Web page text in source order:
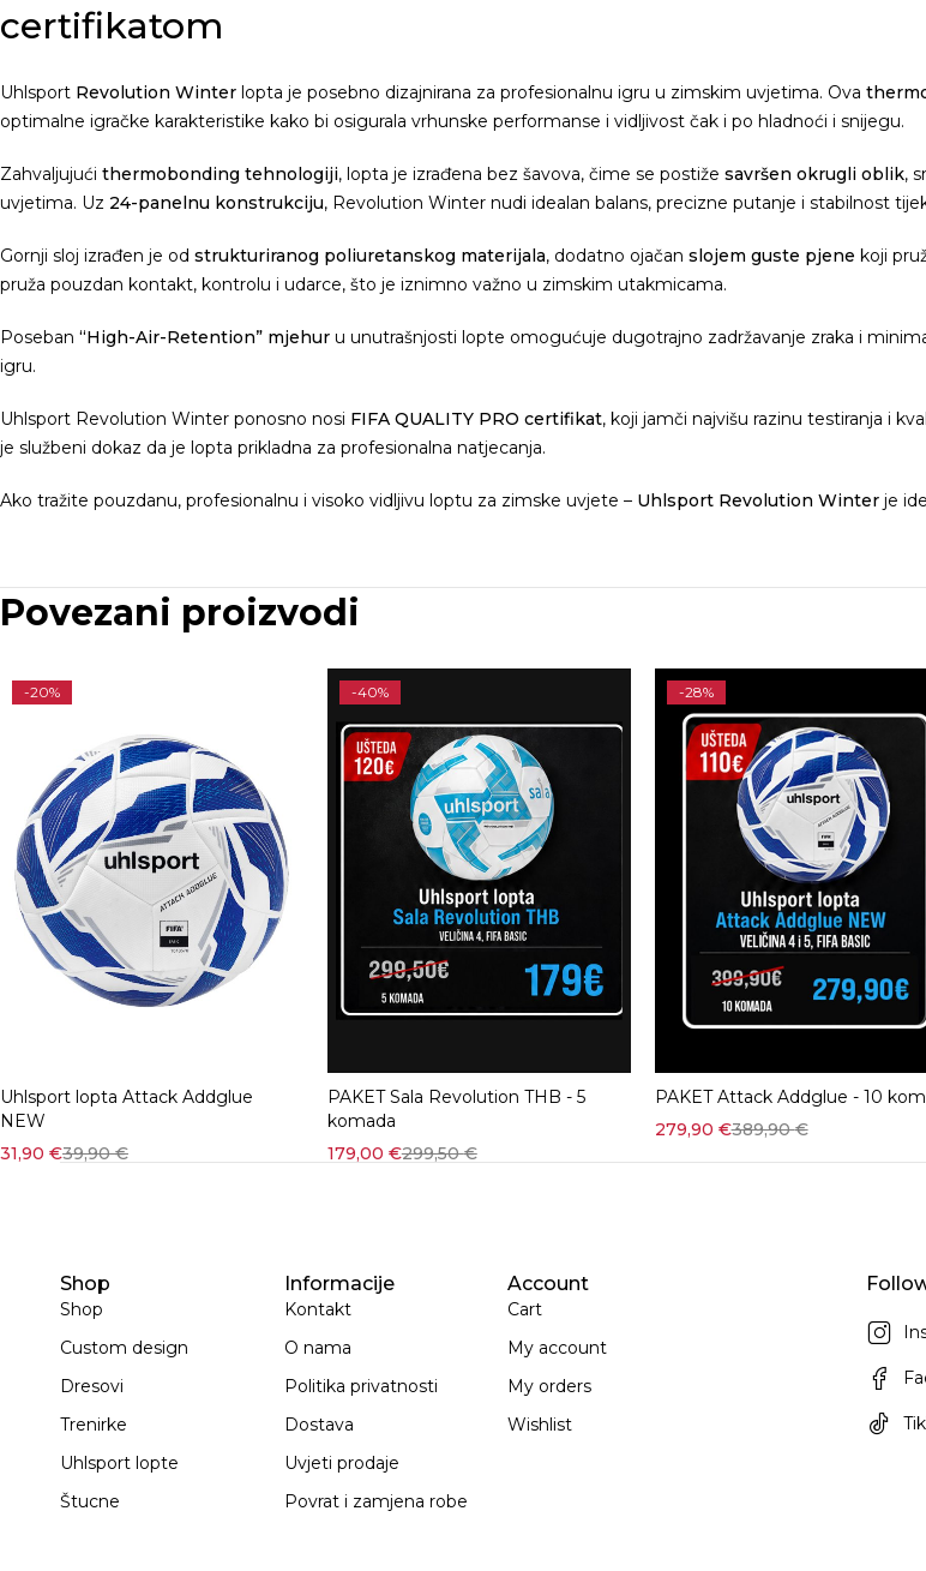
certifikatom
Uhlsport Revolution Winter lopta je posebno dizajnirana za profesionalnu igru u zimskim uvjetima. Ova
optimalne igračke karakteristike kako bi osigurala vrhunske performanse i vidljivost čak i po hladnoći i snijegu.
Zahvaljujući thermobonding tehnologiji, lopta je izrađena bez šavova, čime se postiže savršen okrugli oblik,
uvjetima. Uz 24-panelnu konstrukciju, Revolution Winter nudi idealan balans, precizne putanje i stabilnost
Gornji sloj izrađen je od strukturiranog poliuretanskog materijala, dodatno ojačan slojem guste pjene koji
pruža pouzdan kontakt, kontrolu i udarce, što je iznimno važno u zimskim utakmicama.
Poseban “High-Air-Retention” mjehur u unutrašnjosti lopte omogućuje dugotrajno zadržavanje zraka i
igru.
Uhlsport Revolution Winter ponosno nosi FIFA QUALITY PRO certifikat, koji jamči najvišu razinu testiranja i
je službeni dokaz da je lopta prikladna za profesionalna natjecanja.
Ako tražite pouzdanu, profesionalnu i visoko vidljivu loptu za zimske uvjete – Uhlsport Revolution Winter je
Povezani proizvodi
-20%
Quick add to cart
Uhlsport lopta Attack Addglue
NEW
39,90€
31,90 €
-40%
PAKET Sala Revolution THB - 5
komada
299,50€
179,00 €
-28%
Quick add to cart
PAKET Attack Addglue - 10
389,90€
279,90 €
Shop
Shop
Custom design
Dresovi
Trenirke
Uhlsport lopte
Štucne
Informacije
Kontakt
O nama
Politika privatnosti
Dostava
Uvjeti prodaje
Povrat i zamjena robe
Account
Cart
My account
My orders
Wishlist